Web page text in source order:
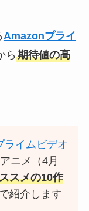
Amazonプライ
ら 期待値の高
ライムビデオ
ニメ（4月
スメの10作
紹介します